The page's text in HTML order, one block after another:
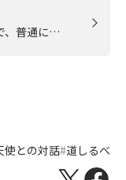
、普通に…
使との対話 道しるべ